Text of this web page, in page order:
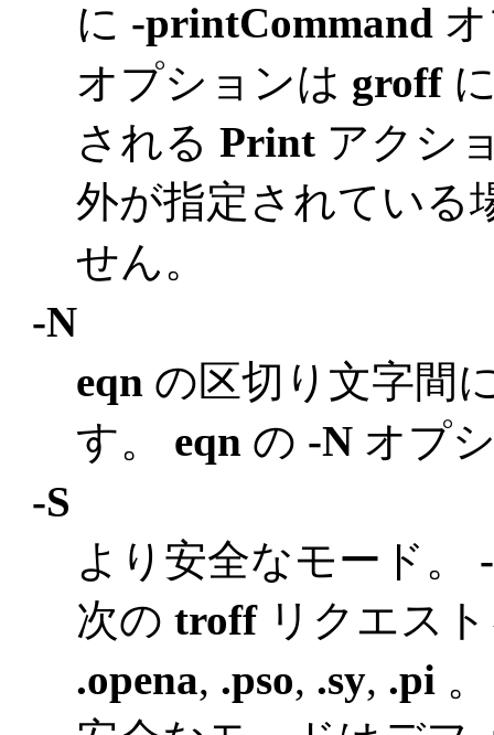
に -printCommand
オプションは groff
されるPrint アクシ
外が指定されている
せん。
-N
eqn の区切り文字間
す。 eqn の -N オプ
-S
より安全なモード。
次のtroffリクエス
.opena, .pso, .sy, .pi